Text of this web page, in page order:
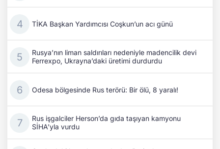
TİKA Başkan Yardımcısı Coşkun’un acı günü
Rusya’nın liman saldırıları nedeniyle madencilik devi
Ferrexpo, Ukrayna’daki üretimi durdurdu
Odesa bölgesinde Rus terörü: Bir ölü, 8 yaralı!
Rus işgalciler Herson’da gıda taşıyan kamyonu
SİHA’yla vurdu